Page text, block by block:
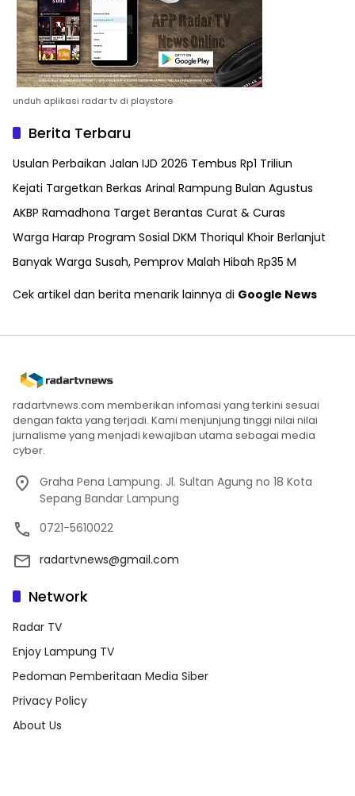
unduh aplikasi radar tv di playstore
Berita Terbaru
Usulan Perbaikan Jalan IJD 2026 Tembus Rp1 Triliun
Kejati Targetkan Berkas Arinal Rampung Bulan Agustus
AKBP Ramadhona Target Berantas Curat & Curas
Warga Harap Program Sosial DKM Thoriqul Khoir Berlanjut
Banyak Warga Susah, Pemprov Malah Hibah Rp35 M
Cek artikel dan berita menarik lainnya di Google News
radartvnews.com memberikan infomasi yang terkini sesuai
dengan fakta yang terjadi. Kami menjunjung tinggi nilai nilai
jurnalisme yang menjadi kewajiban utama sebagai media
cyber.
Graha Pena Lampung. Jl. Sultan Agung no 18 Kota
Sepang Bandar Lampung
0721-5610022
radartvnews@gmail.com
Network
Radar TV
Enjoy Lampung TV
Pedoman Pemberitaan Media Siber
Privacy Policy
About Us